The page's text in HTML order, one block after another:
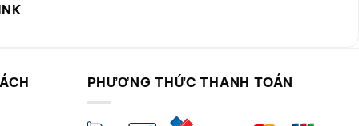
PHƯƠNG THỨC THANH TOÁN